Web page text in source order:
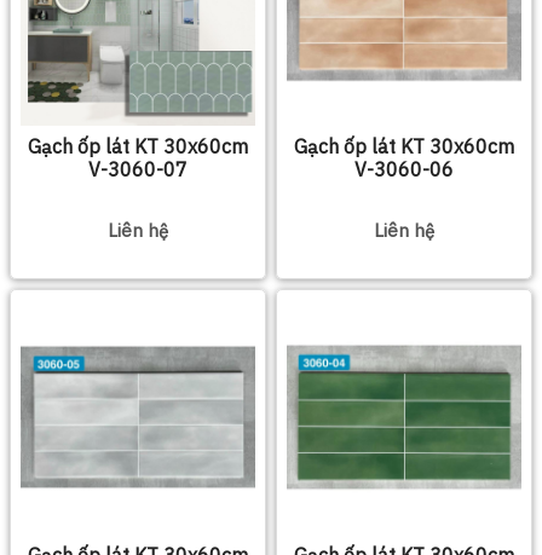
Gạch ốp lát KT 30x60cm
V-3060-07
Liên hệ
Gạch ốp lát KT 30x60cm
V-3060-06
Liên hệ